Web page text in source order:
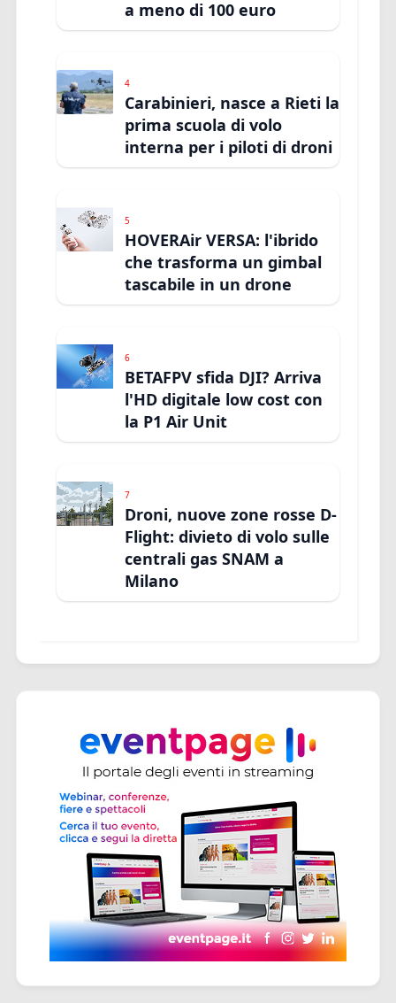
a meno di 100 euro
4
Carabinieri, nasce a Rieti la
prima scuola di volo
interna per i piloti di droni
5
HOVERAir VERSA: l'ibrido
che trasforma un gimbal
tascabile in un drone
6
BETAFPV sfida DJI? Arriva
l'HD digitale low cost con
la P1 Air Unit
7
Droni, nuove zone rosse D-
Flight: divieto di volo sulle
centrali gas SNAM a
Milano